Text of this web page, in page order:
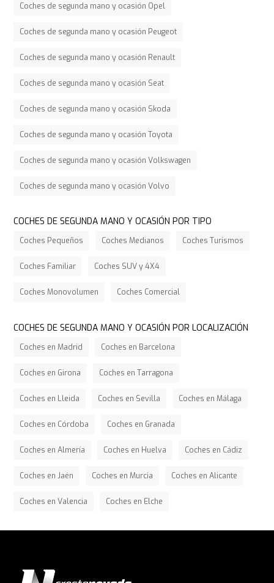
Coches de segunda mano y ocasión Opel
Coches de segunda mano y ocasión Peugeot
Coches de segunda mano y ocasión Renault
Coches de segunda mano y ocasión Seat
Coches de segunda mano y ocasión Skoda
Coches de segunda mano y ocasión Toyota
Coches de segunda mano y ocasión Volkswagen
Coches de segunda mano y ocasión Volvo
COCHES DE SEGUNDA MANO Y OCASIÓN POR TIPO
Coches Pequeños Coches Medianos Coches Turismos
Coches Familiar Coches SUV y 4X4
Coches Monovolumen Coches Comercial
COCHES DE SEGUNDA MANO Y OCASIÓN POR LOCALIZACIÓN
Coches en Madrid Coches en Barcelona
Coches en Girona Coches en Tarragona
Coches en Lleida Coches en Sevilla Coches en Málaga
Coches en Córdoba Coches en Granada
Coches en Almería Coches en Huelva Coches en Cádiz
Coches en Jaén Coches en Murcia Coches en Alicante
Coches en Valencia Coches en Elche